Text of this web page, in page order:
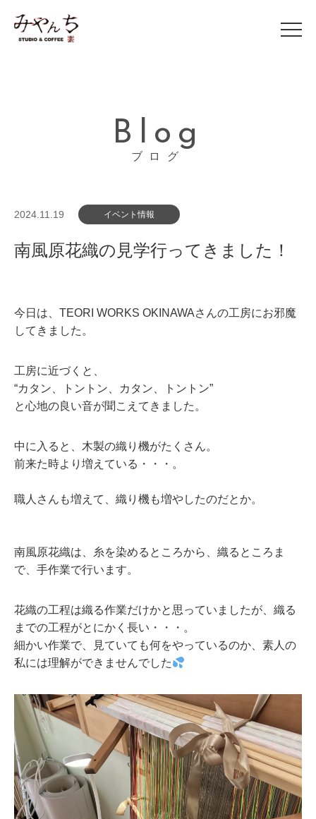
Blog
ブログ
2024.11.19 イベント情報
南風原花織の見学行ってきました！
今日は、TEORI WORKS OKINAWAさんの工房にお邪魔
してきました。
工房に近づくと、
“カタン、トントン、カタン、トントン”
と心地の良い音が聞こえてきました。
中に入ると、木製の織り機がたくさん。
前来た時より増えている・・・。
職人さんも増えて、織り機も増やしたのだとか。
南風原花織は、糸を染めるところから、織るところま
で、手作業で行います。
花織の工程は織る作業だけかと思っていましたが、織る
までの工程がとにかく長い・・・。
細かい作業で、見ていても何をやっているのか、素人の
私には理解ができませんでした